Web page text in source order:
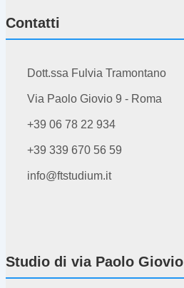
Contatti
Dott.ssa Fulvia Tramontano
Via Paolo Giovio 9 - Roma
+39 06 78 22 934
+39 339 670 56 59
info@ftstudium.it
Studio di via Paolo Giovio